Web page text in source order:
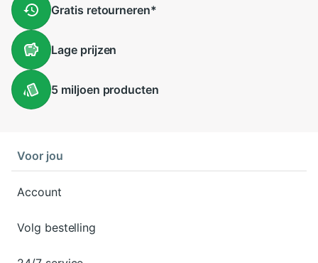
Gratis retourneren*
Lageprijzen
5 miljoen producten
Voor jou
Account
Volg bestelling